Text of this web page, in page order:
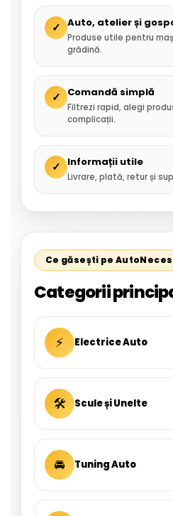
✓ Auto, atelier și
Produse utile pentru
grădină.
✓ Comandă simplă
Filtrezi rapid, alegi
complicații.
✓ Informații utile
Livrare, plată, retur și
Ce găsești pe
Categorii
⚡ Electrice Auto
🛠 Scule și Unelte
🚘 Tuning Auto